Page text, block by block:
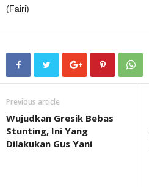
(Fairi)
Previous article
Wujudkan Gresik Bebas
Stunting, Ini Yang
Dilakukan Gus Yani